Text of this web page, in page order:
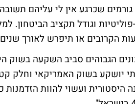
שכרגע אין לי עליהם
פוליטיות וגודל תקציב
הקרובים או תיפרש לאורך
הגבוהים סביב השקעה בשוק
יושקע בשוק האמריקאי וחלק